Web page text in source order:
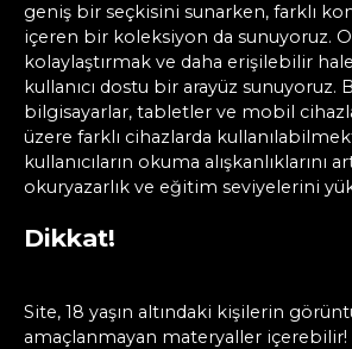
geniş bir seçkisini sunarken, farklı
içeren bir koleksiyon da sunuyoruz.
kolaylaştırmak ve daha erişilebilir
kullanıcı dostu bir arayüz sunuyoruz.
bilgisayarlar, tabletler ve mobil
üzere farklı cihazlarda
kullanıcıların okuma alışkanlıklarını
okuryazarlık ve eğitim seviyelerini
Dikkat!
Site, 18 yaşın altındaki kişilerin
amaçlanmayan materyaller içerebilir!